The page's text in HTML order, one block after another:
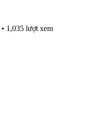
• 1,035 lượt xem